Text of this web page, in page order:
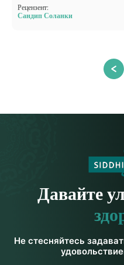
Рецензент:
Сандип Соланки
Давайте
Не стесняйтесь